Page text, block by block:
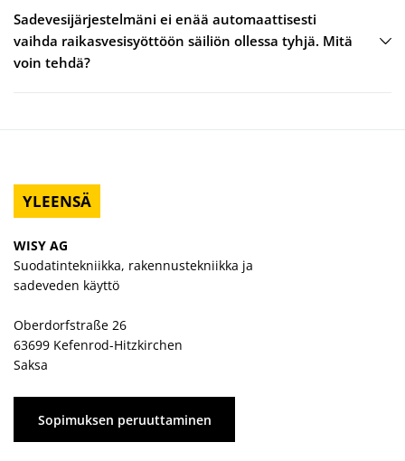
Sadevesijärjestelmäni ei enää automaattisesti
vaihda raikasvesisyöttöön säiliön ollessa tyhjä. Mitä
voin tehdä?
YLEENSÄ
WISY AG
Suodatintekniikka, rakennustekniikka ja
sadeveden käyttö
Oberdorfstraße 26
63699 Kefenrod-Hitzkirchen
Saksa
Sopimuksen peruuttaminen